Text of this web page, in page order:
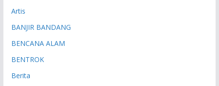
Artis
BANJIR BANDANG
BENCANA ALAM
BENTROK
Berita